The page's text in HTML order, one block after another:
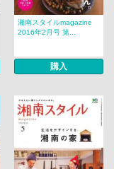
湘南スタイルmagazine
2016年2月号 第...
購入